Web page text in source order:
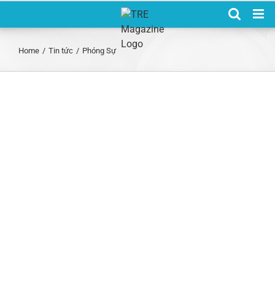
Home / Tin tức / Phóng Sự